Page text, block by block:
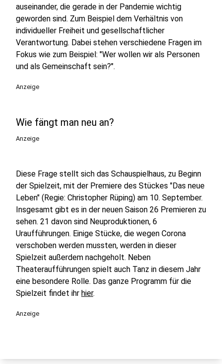
auseinander, die gerade in der Pandemie wichtig
geworden sind. Zum Beispiel dem Verhältnis von
individueller Freiheit und gesellschaftlicher
Verantwortung. Dabei stehen verschiedene Fragen im
Fokus wie zum Beispiel: "Wer wollen wir als Personen
und als Gemeinschaft sein?".
Anzeige
Wie fängt man neu an?
Anzeige
Diese Frage stellt sich das Schauspielhaus, zu Beginn
der Spielzeit, mit der Premiere des Stückes "Das neue
Leben" (Regie: Christopher Rüping) am 10. September.
Insgesamt gibt es in der neuen Saison 26 Premieren zu
sehen. 21 davon sind Neuproduktionen, 6
Uraufführungen. Einige Stücke, die wegen Corona
verschoben werden mussten, werden in dieser
Spielzeit außerdem nachgeholt. Neben
Theateraufführungen spielt auch Tanz in diesem Jahr
eine besondere Rolle. Das ganze Programm für die
Spielzeit findet ihr hier.
Anzeige